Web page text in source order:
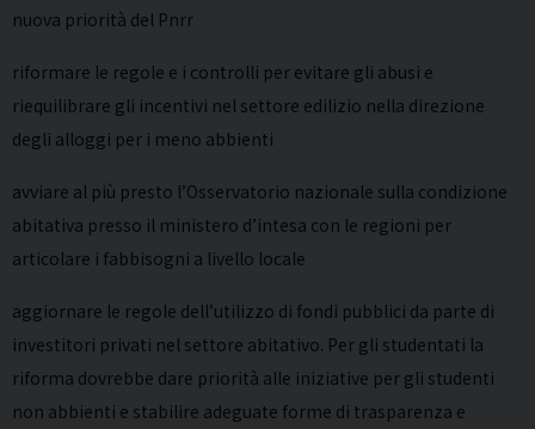
nuova priorità del Pnrr
riformare le regole e i controlli per evitare gli abusi e
riequilibrare gli incentivi nel settore edilizio nella direzione
degli alloggi per i meno abbienti
avviare al più presto l’Osservatorio nazionale sulla condizione
abitativa presso il ministero d’intesa con le regioni per
articolare i fabbisogni a livello locale
aggiornare le regole dell’utilizzo di fondi pubblici da parte di
investitori privati nel settore abitativo. Per gli studentati la
riforma dovrebbe dare priorità alle iniziative per gli studenti
non abbienti e stabilire adeguate forme di trasparenza e